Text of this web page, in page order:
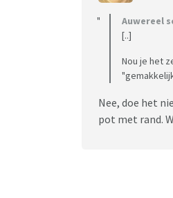
Auwereel
[..]
Nou je het
Nee, doe het
pot met rand.